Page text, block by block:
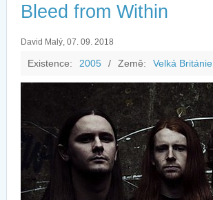
Bleed from Within
David Malý, 07. 09. 2018
Existence: 2005 / Země: Velká Británie